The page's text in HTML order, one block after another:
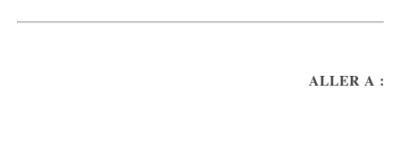
ALLER A :